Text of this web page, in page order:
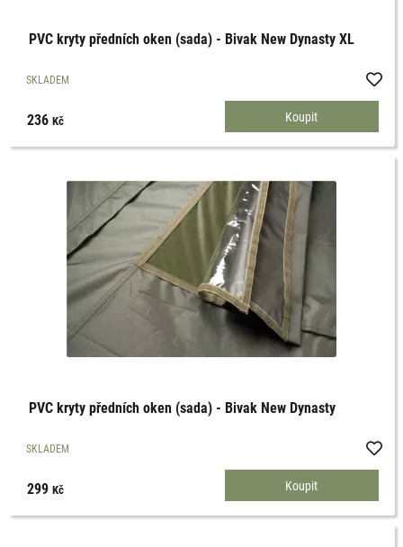
PVC kryty předních oken (sada) - Bivak New Dynasty XL
SKLADEM
236Kč
PVC kryty předních oken (sada) - Bivak New Dynasty
SKLADEM
299Kč